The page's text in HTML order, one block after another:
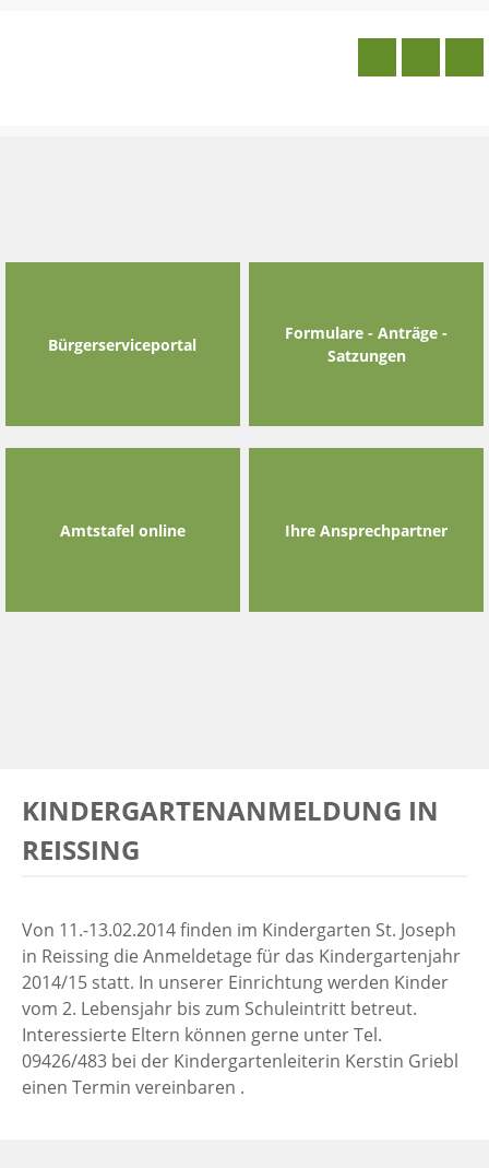
Bürgerserviceportal
Formulare - Anträge -
Satzungen
Amtstafel online Ihre Ansprechpartner
KINDERGARTENANMELDUNG IN
REISSING
Von 11.-13.02.2014 finden im Kindergarten St. Joseph
in Reissing die Anmeldetage für das Kindergartenjahr
2014/15 statt. In unserer Einrichtung werden Kinder
vom 2. Lebensjahr bis zum Schuleintritt betreut.
Interessierte Eltern können gerne unter Tel.
09426/483 bei der Kindergartenleiterin Kerstin Griebl
einen Termin vereinbaren .